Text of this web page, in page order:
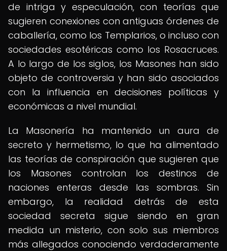
de intriga y especulación, con teorías que
sugieren conexiones con antiguas órdenes de
caballería, como los Templarios, o incluso con
sociedades esotéricas como los Rosacruces.
A lo largo de los siglos, los Masones han sido
objeto de controversia y han sido asociados
con la influencia en decisiones políticas y
económicas a nivel mundial.
La Masonería ha mantenido un aura de
secreto y hermetismo, lo que ha alimentado
las teorías de conspiración que sugieren que
los Masones controlan los destinos de
naciones enteras desde las sombras. Sin
embargo, la realidad detrás de esta
sociedad secreta sigue siendo en gran
medida un misterio, con solo sus miembros
más allegados conociendo verdaderamente